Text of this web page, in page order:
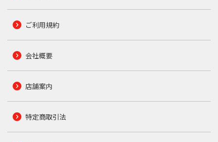
ご利用規約
会社概要
店舗案内
特定商取引法